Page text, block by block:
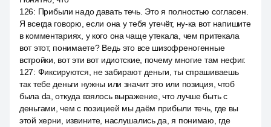
126: Прибыли надо давать течь. Это я полностью согласен.
Я всегда говорю, если она у тебя утечёт, ну-ка вот напишите
в комментариях, у кого она чаще утекала, чем притекала
вот этот, понимаете? Ведь это все шизофреногенные
встройки, вот эти вот идиотские, почему многие там нефиг.
127: Фиксируются, не забирают деньги, ты спрашиваешь
так тебе деньги нужны или значит это или позиция, чтоб
была da, откуда взялось выражение, что лучше быть с
деньгами, чем с позицией мы даём прибыли течь, где вы
этой херни, извините, наслушались да, я понимаю, где